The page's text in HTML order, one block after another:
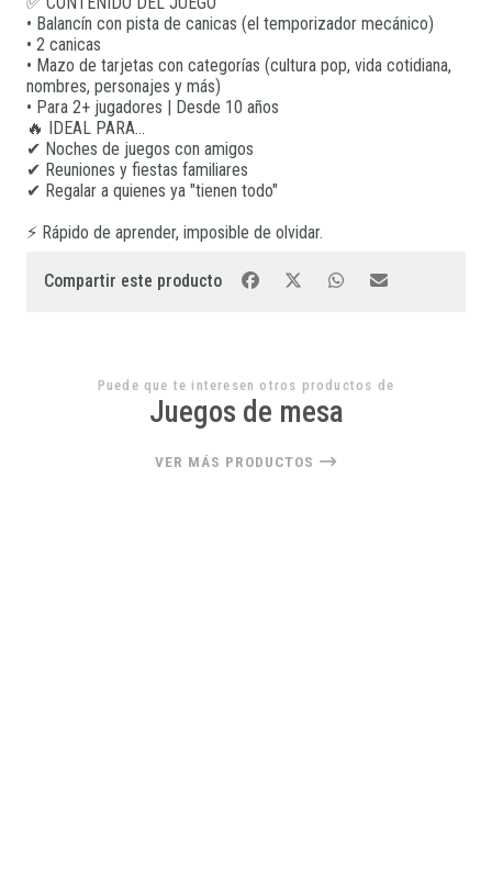
• Balancín con pista de canicas (el temporizador mecánico)
• 2 canicas
• Mazo de tarjetas con categorías (cultura pop, vida cotidiana,
nombres, personajes y más)
• Para 2+ jugadores | Desde 10 años
🔥 IDEAL PARA...
✔ Noches de juegos con amigos
✔ Reuniones y fiestas familiares
✔ Regalar a quienes ya "tienen todo"
⚡ Rápido de aprender, imposible de olvidar.
Compartir este producto
Puede que te interesen otros productos de
Juegos de mesa
VER MÁS PRODUCTOS